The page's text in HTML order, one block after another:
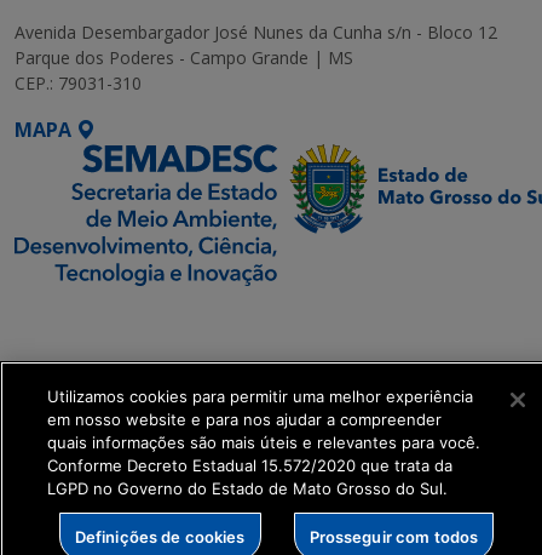
Avenida Desembargador José Nunes da Cunha s/n - Bloco 12
Parque dos Poderes - Campo Grande | MS
CEP.: 79031-310
MAPA
get_footer();
Utilizamos cookies para permitir uma melhor experiência
em nosso website e para nos ajudar a compreender
quais informações são mais úteis e relevantes para você.
Conforme Decreto Estadual 15.572/2020 que trata da
LGPD no Governo do Estado de Mato Grosso do Sul.
Definições de cookies Prosseguir com todos